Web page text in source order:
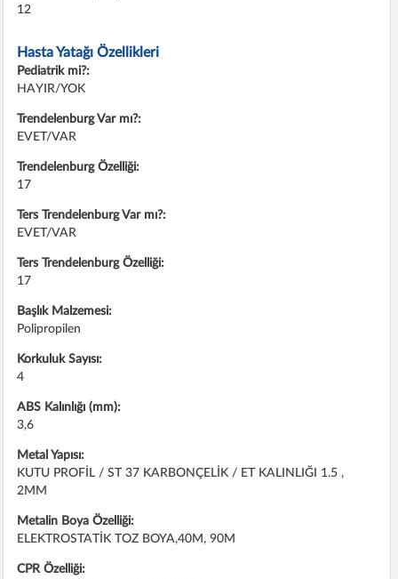
12
Hasta Yatağı Özellikleri
Pediatrik mi?:
HAYIR/YOK
Trendelenburg Var mı?:
EVET/VAR
Trendelenburg Özelliği:
17
Ters Trendelenburg Var mı?:
EVET/VAR
Ters Trendelenburg Özelliği:
17
Başlık Malzemesi:
Polipropilen
Korkuluk Sayısı:
4
ABS Kalınlığı (mm):
3,6
Metal Yapısı:
KUTU PROFİL / ST 37 KARBONÇELİK / ET KALINLIĞI 1.5 ,
2MM
Metalin Boya Özelliği:
ELEKTROSTATİK TOZ BOYA,40M, 90M
CPR Özelliği: